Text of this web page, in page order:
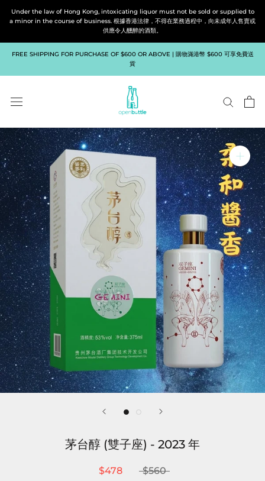
Under the law of Hong Kong, intoxicating liquor must not be sold or supplied to
a minor in the course of business. 根據香港法律，不得在業務過程中，向未成年人售賣或
供應令人醺醉的酒類。
FREE SHIPPING FOR PURCHASE OF $600 OR ABOVE | 購物滿港幣 $600 可享免費送
貨
茅台醇 (雙子座) - 2023 年
$478 $560